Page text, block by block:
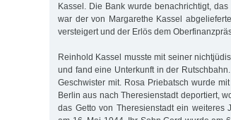
Kassel. Die Bank wurde benachrichtigt,
war der von Margarethe Kassel
versteigert und der Erlös dem
Reinhold Kassel musste mit seiner
und fand eine Unterkunft in der
Geschwister mit. Rosa Priebatsch wurde
Berlin aus nach Theresienstadt deportiert,
das Getto von Theresienstadt ein weiteres